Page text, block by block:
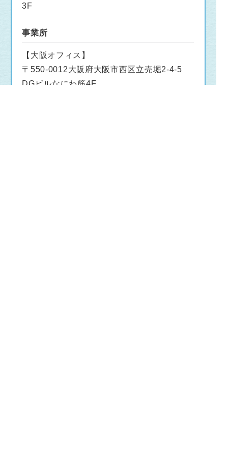
3F
事業所
【大阪オフィス】
〒550-0012大阪府大阪市西区立売堀2-4-5
DGビルなにわ筋4F